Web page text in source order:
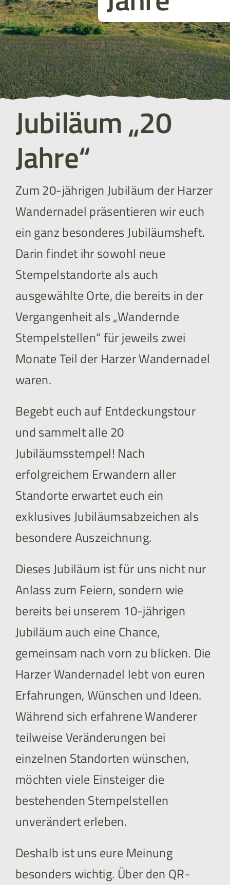
Jubiläum „20
Jahre“
Zum 20-jährigen Jubiläum der Harzer
Wandernadel präsentieren wir euch
ein ganz besonderes Jubiläumsheft.
Darin findet ihr sowohl neue
Stempelstandorte als auch
ausgewählte Orte, die bereits in der
Vergangenheit als „Wandernde
Stempelstellen“ für jeweils zwei
Monate Teil der Harzer Wandernadel
waren.
Begebt euch auf Entdeckungstour
und sammelt alle 20
Jubiläumsstempel! Nach
erfolgreichem Erwandern aller
Standorte erwartet euch ein
exklusives Jubiläumsabzeichen als
besondere Auszeichnung.
Dieses Jubiläum ist für uns nicht nur
Anlass zum Feiern, sondern wie
bereits bei unserem 10-jährigen
Jubiläum auch eine Chance,
gemeinsam nach vorn zu blicken. Die
Harzer Wandernadel lebt von euren
Erfahrungen, Wünschen und Ideen.
Während sich erfahrene Wanderer
teilweise Veränderungen bei
einzelnen Standorten wünschen,
möchten viele Einsteiger die
bestehenden Stempelstellen
unverändert erleben.
Deshalb ist uns eure Meinung
besonders wichtig. Über den QR-